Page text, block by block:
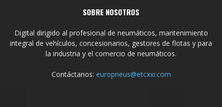
SOBRE NOSOTROS
Digital dirigido al profesional de neumáticos, mantenimiento
integral de vehículos, concesionarios, gestores de flotas y para
la industria y el comercio de neumáticos.
Contáctanos: europneus@etcxxi.com